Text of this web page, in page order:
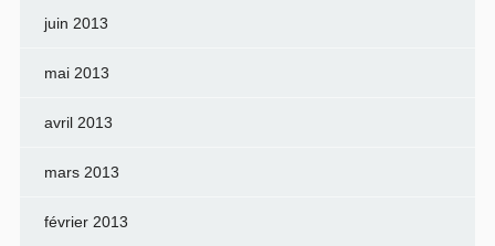
juin 2013
mai 2013
avril 2013
mars 2013
février 2013